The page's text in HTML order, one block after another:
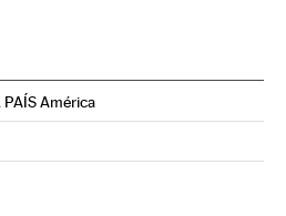
América
en Twitter
Brasil en Instagram
País Brasil en Facebook